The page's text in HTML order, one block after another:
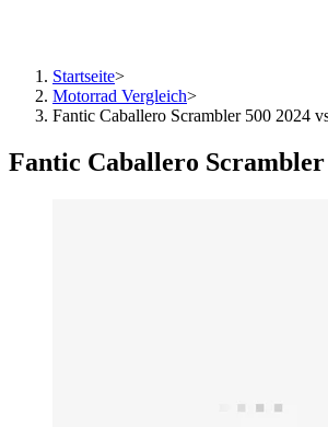
Startseite>
Motorrad Vergleich>
Fantic Caballero Scrambler 500 2024
Fantic Caballero Scrambler